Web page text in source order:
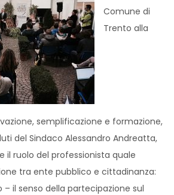
Comune di
Trento alla
semplificazione e formazione,
del Sindaco Alessandro Andreatta,
il ruolo del professionista quale
tra ente pubblico e cittadinanza:
– il senso della partecipazione sul